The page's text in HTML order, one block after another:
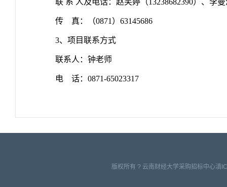
传 真：（0871）63145686
3、项目联系方式
联系人：钟老师
电 话：0871-65023317
版权所有 ? 云南财经大学采购招标中心滇